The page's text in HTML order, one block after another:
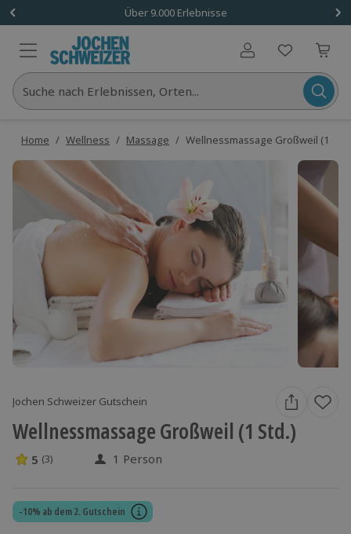
Über 9.000 Erlebnisse
Benutzerkonto
Suche nach Erlebnissen, Orten...
Home / Wellness / Massage / Wellnessmassage Großweil (1
Jochen Schweizer Gutschein
Wellnessmassage Großweil (1 Std.)
5 Sterne von 5 aus 3 Bewertungen
5 (3) 1 Person
-10% ab dem 2. Gutschein